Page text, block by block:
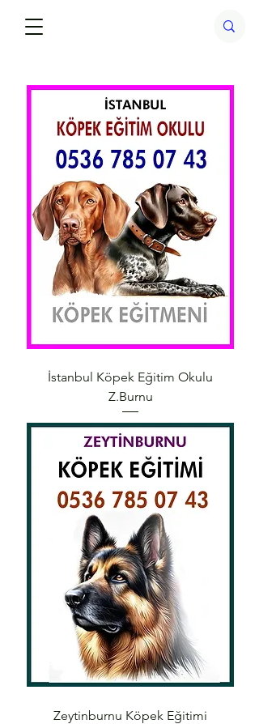
İstanbul Köpek Eğitim Okulu
Z.Burnu
Zeytinburnu Köpek Eğitimi